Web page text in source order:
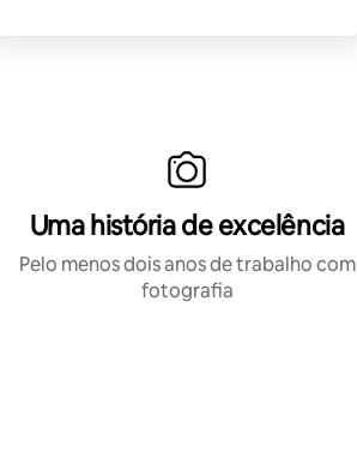
Uma história de excelência
Pelo menos dois anos de trabalho com
fotografia